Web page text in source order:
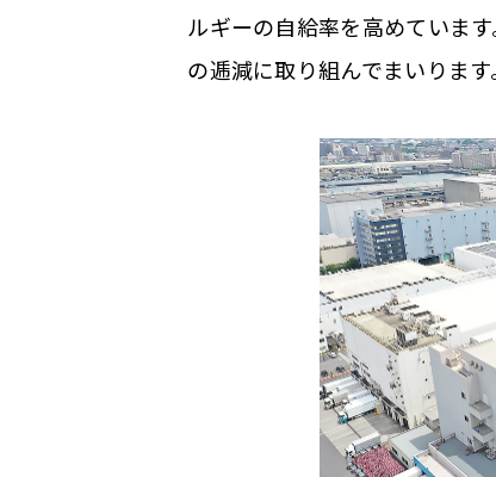
ルギーの自給率を高めていま
の逓減に取り組んでまいります